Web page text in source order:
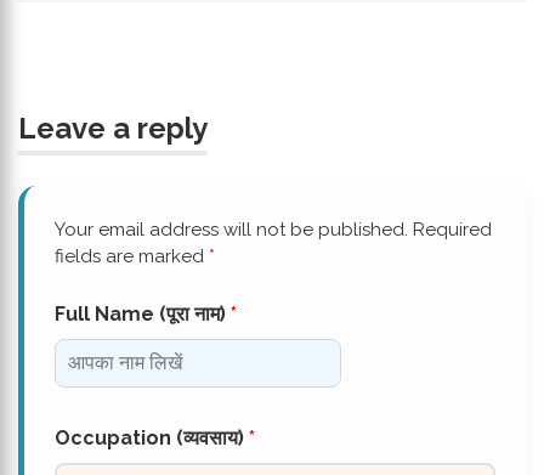
Leave a reply
Your email address will not be published. Required
fields are marked *
Full Name (पूरा नाम) *
Occupation (व्यवसाय) *